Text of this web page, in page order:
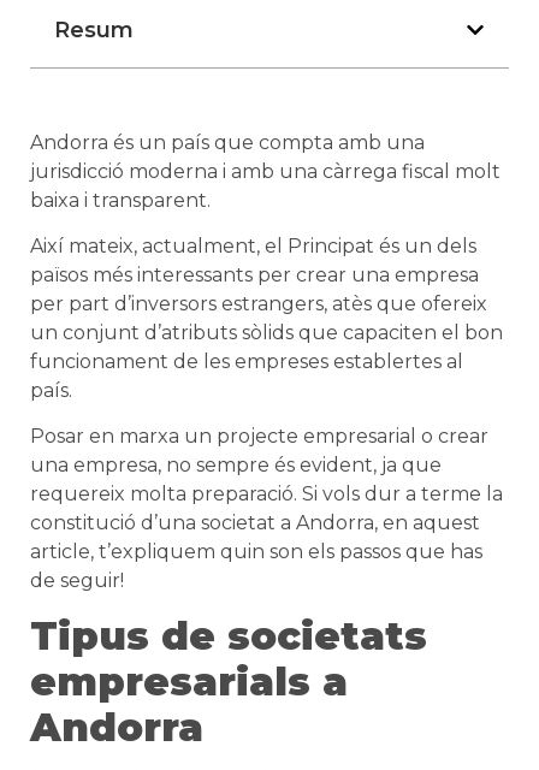
Resum
Andorra és un país que compta amb una
jurisdicció moderna i amb una càrrega fiscal molt
baixa i transparent.
Així mateix, actualment, el Principat és un dels
països més interessants per crear una empresa
per part d’inversors estrangers, atès que ofereix
un conjunt d’atributs sòlids que capaciten el bon
funcionament de les empreses establertes al
país.
Posar en marxa un projecte empresarial o crear
una empresa, no sempre és evident, ja que
requereix molta preparació. Si vols dur a terme la
constitució d’una societat a Andorra, en aquest
article, t’expliquem quin son els passos que has
de seguir!
Tipus de societats
empresarials a
Andorra